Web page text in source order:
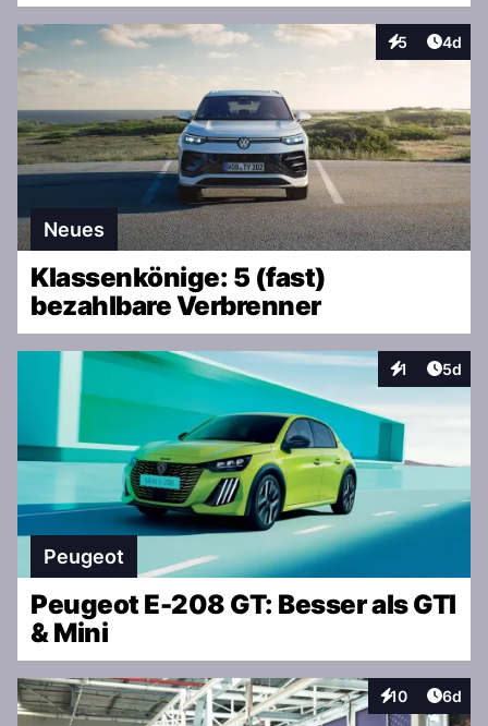
5
Interaktionen
4d
Neues
Klassenkönige: 5 (fast)
bezahlbare Verbrenner
1
Interaktionen
5d
Peugeot
Peugeot E-208 GT: Besser als GTI
& Mini
10
Interaktionen
6d